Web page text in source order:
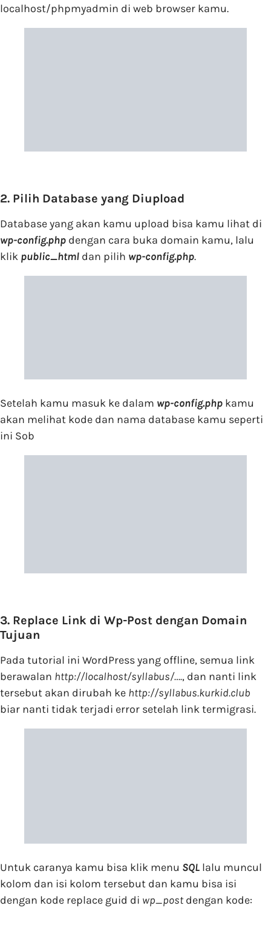
localhost/phpmyadmin di web browser kamu.
2. Pilih Database yang Diupload
Database yang akan kamu upload bisa kamu lihat di
wp-config.php dengan cara buka domain kamu, lalu
klik public_html dan pilih wp-config.php.
Setelah kamu masuk ke dalam wp-config.php kamu
akan melihat kode dan nama database kamu seperti
ini Sob
3. Replace Link di Wp-Post dengan Domain
Tujuan
Pada tutorial ini WordPress yang offline, semua link
berawalan http://localhost/syllabus/…., dan nanti link
tersebut akan dirubah ke http://syllabus.kurkid.club
biar nanti tidak terjadi error setelah link termigrasi.
Untuk caranya kamu bisa klik menu SQL lalu muncul
kolom dan isi kolom tersebut dan kamu bisa isi
dengan kode replace guid di wp_postdengan kode: